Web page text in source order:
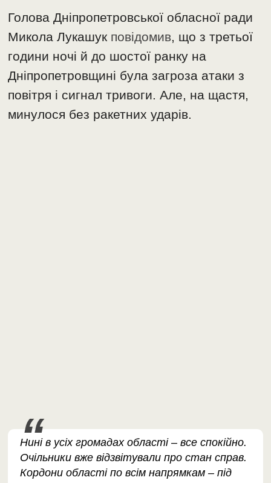
Голова Дніпропетровської обласної ради
Микола Лукашук повідомив, що з третьої
години ночі й до шостої ранку на
Дніпропетровщині була загроза атаки з
повітря і сигнал тривоги. Але, на щастя,
минулося без ракетних ударів.
Нині в усіх громадах області – все спокійно.
Очільники вже відзвітували про стан справ.
Кордони області по всім напрямкам – під